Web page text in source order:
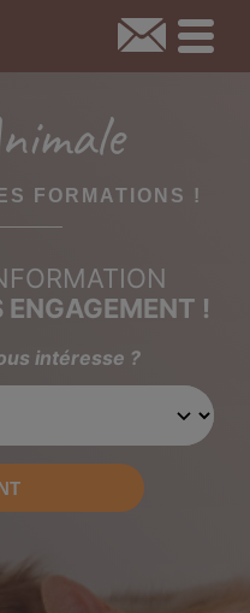
FORMATIONS !
ENGAGEMENT !
intéresse ?